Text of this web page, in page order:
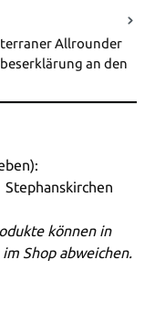
Allrounder
an den
können in
Shop abweichen.